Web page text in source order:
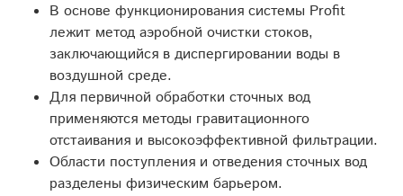
В основе функционирования системы Profit
лежит метод аэробной очистки стоков,
заключающийся в диспергировании воды в
воздушной среде.
Для первичной обработки сточных вод
применяются методы гравитационного
отстаивания и высокоэффективной фильтрации.
Области поступления и отведения сточных вод
разделены физическим барьером.